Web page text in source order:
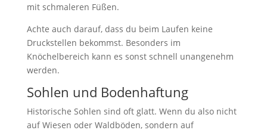
mit schmaleren Füßen.
Achte auch darauf, dass du beim Laufen keine
Druckstellen bekommst. Besonders im
Knöchelbereich kann es sonst schnell unangenehm
werden.
Sohlen und Bodenhaftung
Historische Sohlen sind oft glatt. Wenn du also nicht
auf Wiesen oder Waldböden, sondern auf